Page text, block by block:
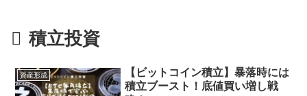
積立投資
資産形成
【ビットコイン積立】暴落時には
積立ブースト！底値買い増し戦